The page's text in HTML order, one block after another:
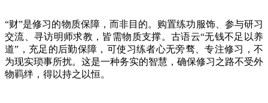
“财”是修习的物质保障，而非目的。购置练功服饰、参与研习
交流、寻访明师求教，皆需物质支撑。古语云“无钱不足以养
道”，充足的后勤保障，可使习练者心无旁骛、专注修习，不
为现实琐事所扰。这是一种务实的智慧，确保修习之路不受外
物羁绊，得以持之以恒。